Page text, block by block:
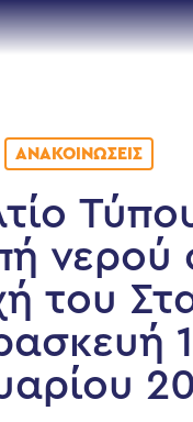
ΑΝΑΚΟΙΝΏΣΕΙΣ
νερού
του